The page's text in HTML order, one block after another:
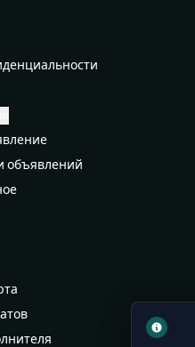
объявлений